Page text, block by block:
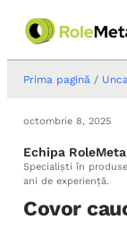
Prima pagină /
octombrie 8, 2025
Echipa
Specialiști în
ani de experiență.
Covor